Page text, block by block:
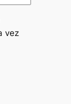
vez